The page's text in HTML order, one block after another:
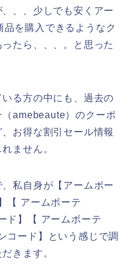
、、少しでも安くアー
を購入できるようなク
たら、、、。と思った
る方の中にも、過去の
amebeaute）のクーポ
お得な割引セール情報
ません。
私自身が【アームボー
【 アームボーテ
ド】【 アームボーテ
コード】という感じで調
きます。